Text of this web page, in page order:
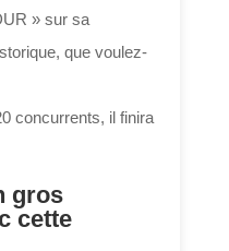
» sur sa
que voulez-
concurrents, il finira
gros
cette